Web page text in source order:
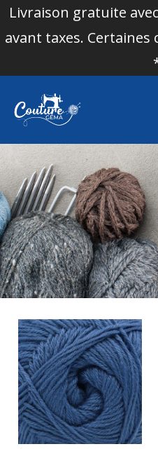
Livraison gratuite
avant taxes. Certaines